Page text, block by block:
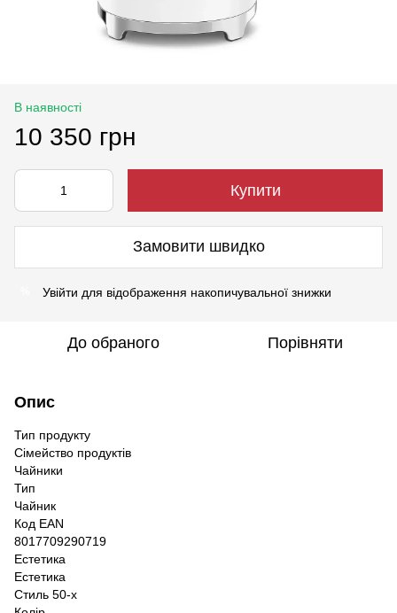
В наявності
10 350 грн
Купити
Замовити швидко
Увійти для відображення накопичувальної знижки
До обраного Порівняти
Опис
Тип продукту
Сімейство продуктів
Чайники
Тип
Чайник
Код EAN
8017709290719
Естетика
Естетика
Стиль 50-х